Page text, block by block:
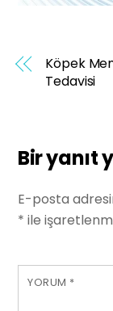
Köpek
Tedavisi
Bir yanıt
E-posta
* ile
YORUM *